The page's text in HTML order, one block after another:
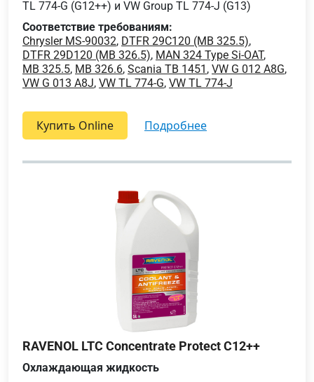
TL 774-G (G12++) и VW Group TL 774-J (G13)
Соответствие требованиям:
Chrysler MS-90032, DTFR 29C120 (MB 325.5),
DTFR 29D120 (MB 326.5), MAN 324 Type Si-OAT,
MB 325.5, MB 326.6, Scania TB 1451 , VW G 012 A8G,
VW G 013 A8J, VW TL 774-G, VW TL 774-J
Купить Online подробнее
RAVENOL LTC Concentrate Protect C12++
Охлаждающая жидкость